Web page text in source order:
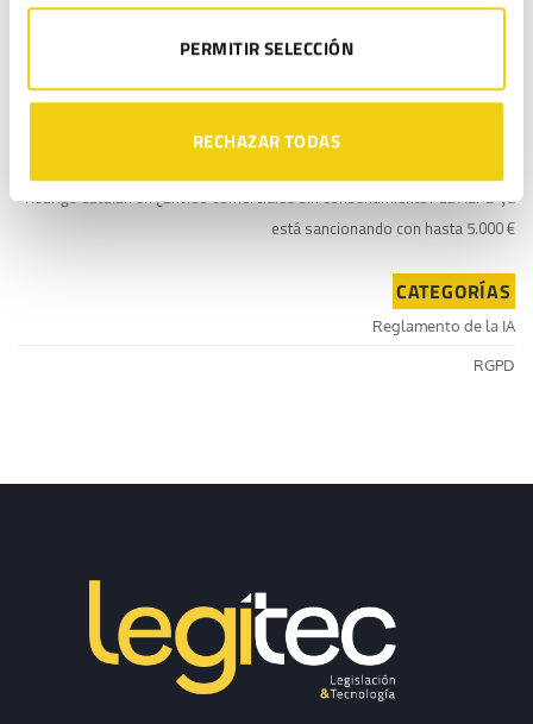
PERMITIR SELECCIÓN
RECHAZAR TODAS
¿Envíos comerciales sin consentimiento? La AEPD ya
ya está sancionando con hasta 5.000 €
Rodrigo Catalánen¿Envíos comerciales sin consentimiento? La AEPD ya
está sancionando con hasta 5.000 €
CATEGORÍAS
Reglamento de la IA
RGPD